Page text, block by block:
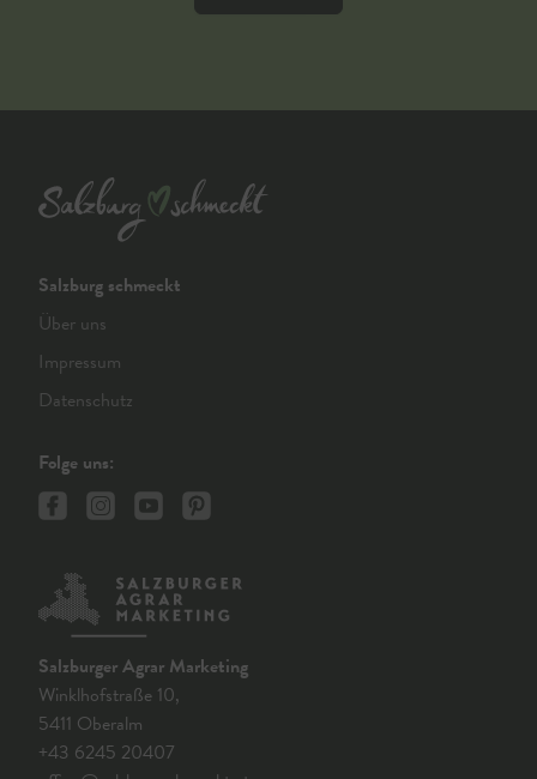
Salzburg schmeckt
Über uns
Impressum
Datenschutz
Folge uns:
Salzburger Agrar Marketing
Winklhofstraße 10,
5411 Oberalm
+43 6245 20407